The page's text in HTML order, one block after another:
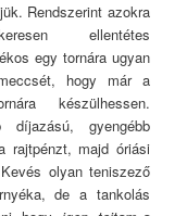
Rendszerint azokra
ellentétes
egy tornára ugyan
hogy már a
készülhessen.
díjazású, gyengébb
rajtpénzt, majd óriási
olyan teniszező
de a tankolás